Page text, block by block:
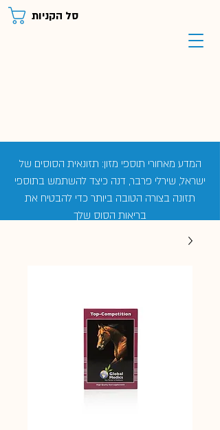
סל הקניות
המדע מאחורי תוספי מזון: תזונאית הסוסים של
ישראל, שירלי פרבר, דנה כיצד להשתמש בתוספי
תזונה בצורה הטובה ביותר כדי להבטיח את
בריאות הסוס שלך